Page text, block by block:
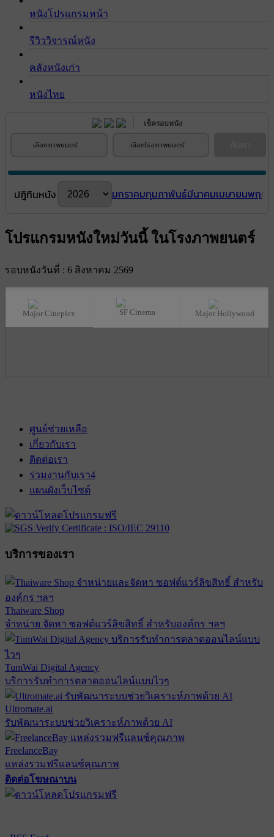
หนังโปรแกรมหน้า
รีวิววิจารณ์หนัง
คลังหนังเก่า
หนังไทย
เช็ครอบหนัง
เลือกภาพยนตร์ เลือกโรงภาพยนตร์
ปฎิทินหนัง มกราคมกุมภาพันธ์มีนาคมเมษายนพฤษ
โปรแกรมหนังใหม่วันนี้ ในโรงภาพยนตร์
รอบหนังวันที่ : 6 สิงหาคม 2569
Major Cineplex SF Cinema Major Hollywood
ศูนย์ช่วยเหลือ
เกี่ยวกับเรา
ติดต่อเรา
ร่วมงานกับเรา4
แผนผังเว็บไซต์
บริการของเรา
Thaiware Shop
จำหน่าย จัดหา ซอฟต์แวร์ลิขสิทธิ์ สำหรับองค์กร ฯลฯ
TumWai Digital Agency
บริการรับทำการตลาดออนไลน์แบบไวๆ
Ultromate.ai
รับพัฒนาระบบช่วยวิเคราะห์ภาพด้วย AI
FreelanceBay
แหล่งรวมฟรีแลนซ์คุณภาพ
ติดต่อโฆษณาบน